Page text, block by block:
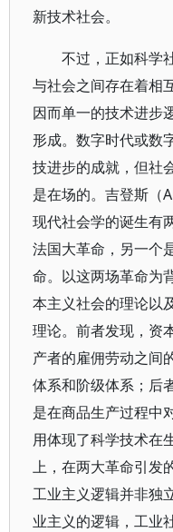
新技术社会。
不过，正如科学
与社会之间存在着相
因而单一的技术进步
形成。数字时代或数
技进步的成就，但社
是在场的。吉登斯（
现代社会学的诞生有
法国大革命，另一个
命。以这两场革命为
本主义社会的理论以
理论。前者发现，资
产者的雇佣劳动之间
体系和阶级体系；后
是在商品生产过程中
用体现了科学技术在
上，在两大革命引发
工业主义逻辑并非独
业主义的逻辑，工业